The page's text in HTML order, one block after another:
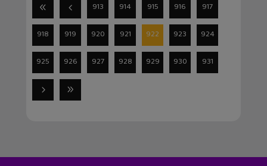
913 914 915 916 917
918 919 920 921 922 923 924
925 926 927 928 929 930 931